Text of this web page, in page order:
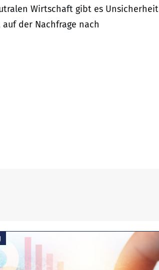
Wirtschaft gibt es Unsicherheit
der Nachfrage nach